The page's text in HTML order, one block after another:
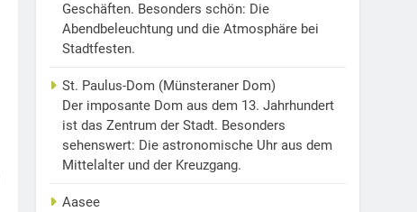
Geschäften. Besonders schön: Die
Abendbeleuchtung und die Atmosphäre bei
Stadtfesten.
St. Paulus-Dom (Münsteraner Dom)
Der imposante Dom aus dem 13. Jahrhundert
ist das Zentrum der Stadt. Besonders
sehenswert: Die astronomische Uhr aus dem
Mittelalter und der Kreuzgang.
Aasee